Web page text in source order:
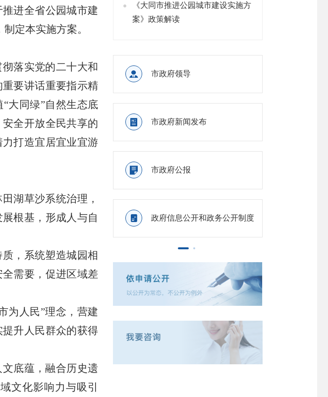
进全省公园城市建
定本实施方案。
落实党的二十大和
要讲话重要指示精
大同绿”自然生态底
全开放全民共享的
打造宜居宜业宜游
湖草沙系统治理，
根基，形成人与自
，系统塑造城园相
需要，促进区域差
为人民”理念，营建
升人民群众的获得
底蕴，融合历史遗
文化影响力与吸引
《大同市推进公园城市建设实施方
案》政策解读
 市政府领导
 市政府新闻发布
 市政府公报
 政府信息公开和政务公开制度